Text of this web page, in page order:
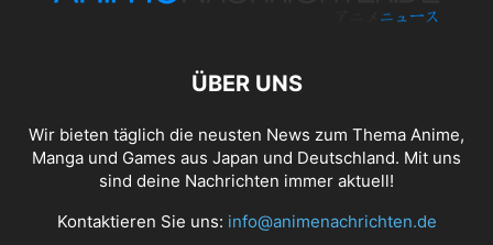
ÜBER UNS
Wir bieten täglich die neusten News zum Thema Anime,
Manga und Games aus Japan und Deutschland. Mit uns
sind deine Nachrichten immer aktuell!
Kontaktieren Sie uns: info@animenachrichten.de